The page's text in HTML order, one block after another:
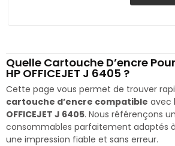
Quelle Cartouche D’encre
HP OFFICEJET J 6405 ?
Cette page vous permet de trouver
cartouche d’encre compatible avec
OFFICEJET J 6405. Nous référençons
consommables parfaitement adaptés
une impression fiable et sans erreur.